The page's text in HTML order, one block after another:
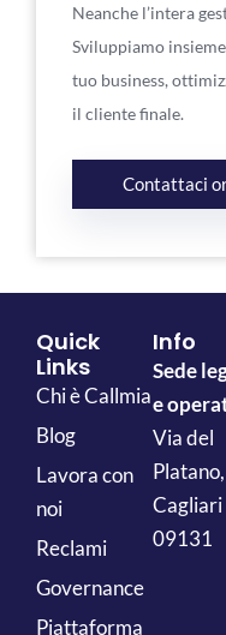
Neanche l’intera
Sviluppiamo
tuo business,
il cliente finale.
Contattaci
Info
Sede
e
Via del
Cagliari
09131
Quick
Links
Chi è Callmia
Blog
Lavora con
noi
Reclami
Governance
Piattaforma